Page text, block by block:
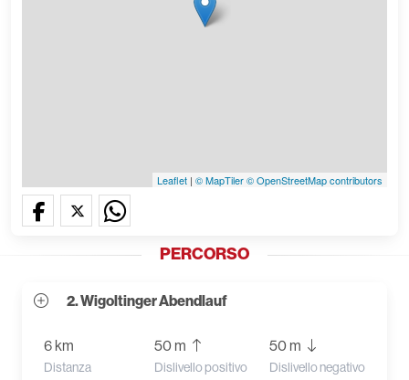
Leaflet | © MapTiler© OpenStreetMap contributors
PERCORSO
2. Wigoltinger Abendlauf
6 km
Distanza
50 m
Dislivello positivo
50 m
Dislivello negativo